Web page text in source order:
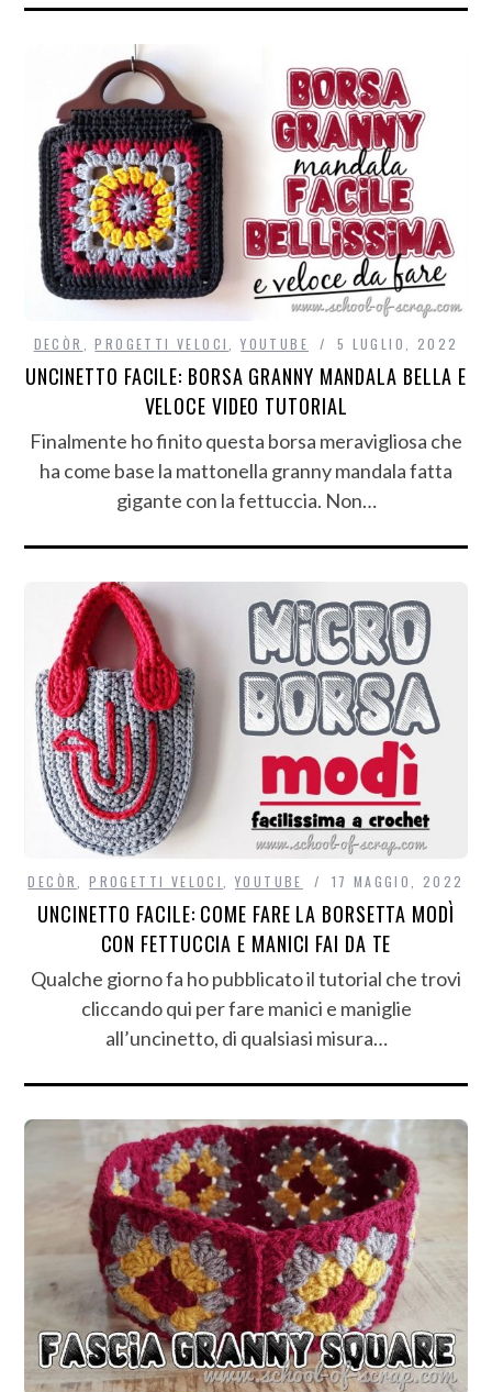
DECÒR ,PROGETTI VELOCI ,YOUTUBE 5 LUGLIO, 2022
UNCINETTO FACILE: BORSA GRANNY MANDALA BELLA E
VELOCE VIDEO TUTORIAL
Finalmente ho finito questa borsa meravigliosa che
ha come base la mattonella granny mandala fatta
gigante con la fettuccia. Non…
DECÒR,PROGETTI VELOCI, YOUTUBE 17 MAGGIO, 2022
UNCINETTO FACILE: COME FARE LA BORSETTA MODÌ
CON FETTUCCIA E MANICI FAI DA TE
Qualche giorno fa ho pubblicato il tutorial che trovi
cliccando qui per fare manici e maniglie
all’uncinetto, di qualsiasi misura…